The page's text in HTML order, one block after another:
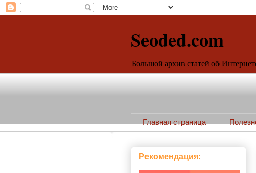
Seoded.com
Большой архив статей об
Главная страница
Рекомендация: